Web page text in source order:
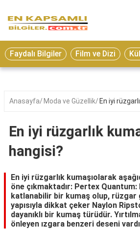
Eğitim
Ekonomi
Seyahat
Oyun
Yaşam
Hukuk
Blog
Faydalı Bilgiler Film ve Dizi
Anasayfa Moda ve Güzellik En iyi
En iyi rüzgarlık
hangisi?
En iyi rüzgarlık kumaşıolarak
öne çıkmaktadır: Pertex
katlanabilir bir kumaş olup, rüzgar
yapısıyla dikkat çeker Naylon
dayanıklı bir kumaş türüdür.
önleyen ızgara benzeri deseni